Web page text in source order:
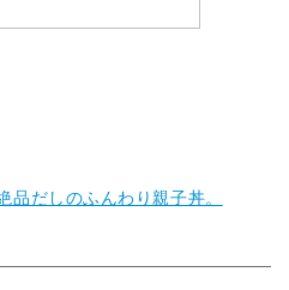
だしのふんわり親子丼。